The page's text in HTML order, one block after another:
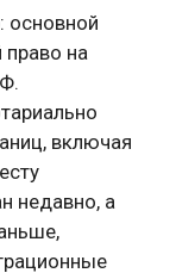
: основной
на
включая
недавно, а